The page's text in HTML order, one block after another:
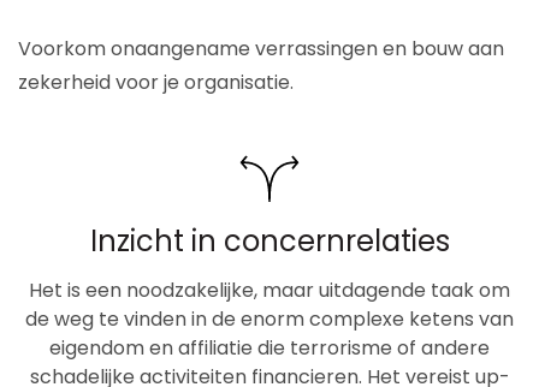
Voorkom onaangename verrassingen en bouw aan
zekerheid voor je organisatie.
Inzicht in concernrelaties
Het is een noodzakelijke, maar uitdagende taak om
de weg te vinden in de enorm complexe ketens van
eigendom en affiliatie die terrorisme of andere
schadelijke activiteiten financieren. Het vereist up-